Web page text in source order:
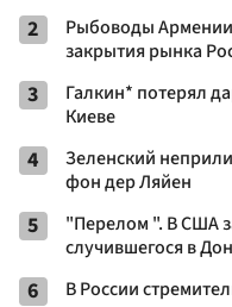
2
Рыбоводы
закрытия рынка
3
Галкин* потерял
Киеве
4
Зеленский
фон дер Ляйен
5
"Перелом ". В США
случившегося в
6 В России